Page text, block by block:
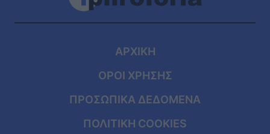
ΑΡΧΙΚΗ
ΟΡΟΙ ΧΡΗΣΗΣ
ΠΡΟΣΩΠΙΚΑ ΔΕΔΟΜΕΝΑ
ΠΟΛΙΤΙΚΗ COOKIES